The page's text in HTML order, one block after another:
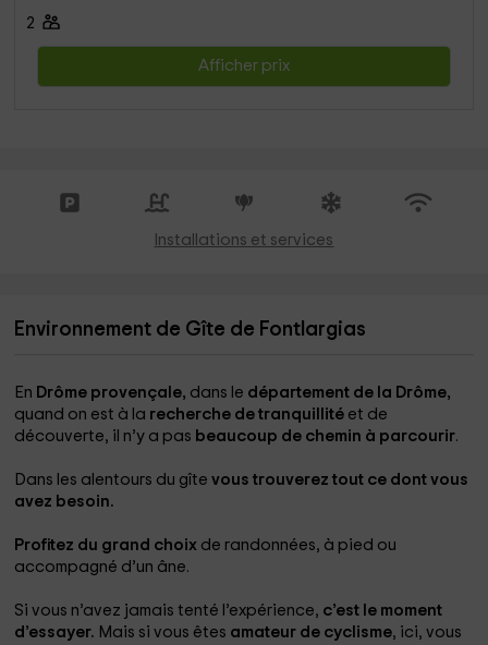
2
Afficher prix
Installations et services
Environnement de Gîte de Fontlargias
En Drôme provençale, dans le département de la Drôme,
quand on est à la recherche de tranquillité et de
découverte, il n’y a pas beaucoup de chemin à parcourir.
Dans les alentours du gîte vous trouverez tout ce dont vous
avez besoin.
Profitez du grand choix de randonnées, à pied ou
accompagné d’un âne.
Si vous n’avez jamais tenté l’expérience, c’est le moment
d’essayer. Mais si vous êtes amateur de cyclisme, ici, vous